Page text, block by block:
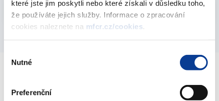
které jste jim poskytli nebo které získali v důsledku toho,
že používáte jejich služby. Informace o zpracování
cookies naleznete na mfcr.cz/cookies
souhlasu
Nutné
Preferenční
Vyberte
2017
Ministerstvo financí ČR